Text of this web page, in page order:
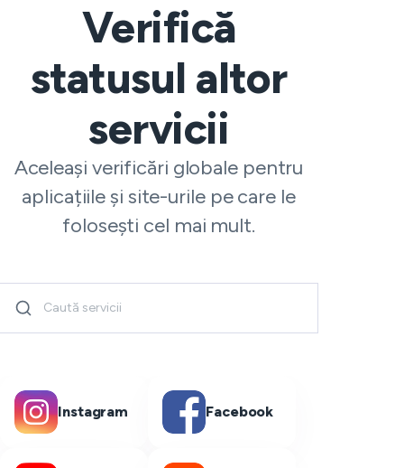
Verifică
statusul altor
servicii
Aceleași verificări globale pentru
aplicațiile și site-urile pe care le
folosești cel mai mult.
Instagram Facebook